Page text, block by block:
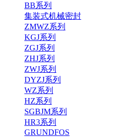
BB系列
集装式机械密封
ZMWZ系列
KGJ系列
ZGJ系列
ZHJ系列
ZWJ系列
DYZJ系列
WZ系列
HZ系列
SGBJM系列
HR3系列
GRUNDFOS